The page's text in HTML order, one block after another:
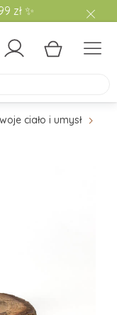
zł ✨
ciało i umysł